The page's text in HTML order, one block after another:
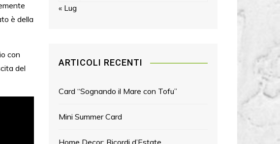
è della
con
del
« Lug
ARTICOLI RECENTI
Card “Sognando il Mare con Tofu”
Mini Summer Card
Home Decor: Ricordi d’Estate